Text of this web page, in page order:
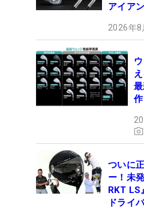
アイア
2026年8
ついに
ー！未
RKT LS
ドライ